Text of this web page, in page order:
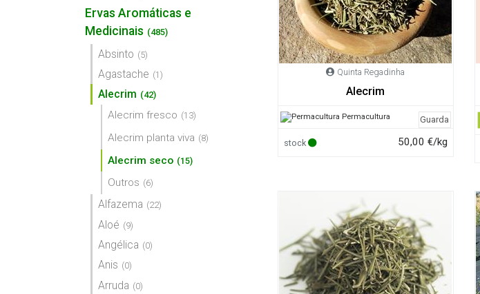
Ervas Aromáticas e
Medicinais (485)
Absinto (5)
Agastache (1)
Alecrim (42)
Alecrim fresco (13)
Alecrim planta viva (8)
Alecrim seco (15)
Outros (6)
Alfazema (22)
Aloé (9)
Angélica (0)
Anis (0)
Arruda (0)
Quinta Regadinha
Alecrim
Permacultura Guarda
stock 50,00 €/kg